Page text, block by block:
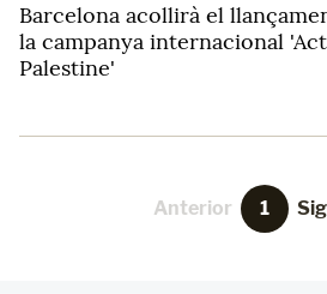
Barcelona acollirà el
la campanya internacional
Palestine'
Anterior 1